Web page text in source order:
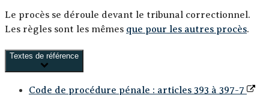
Le procès se déroule devant le tribunal correctionnel.
Les règles sont les mêmes que pour les autres procès.
Textes de référence
Code de procédure pénale : articles 393 à 397-7